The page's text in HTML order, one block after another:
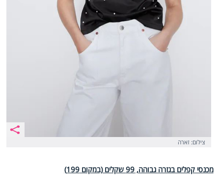
צילום: זארה
מכנסי קפלים בגזרה גבוהה, 99 שקלים (במקום 199)